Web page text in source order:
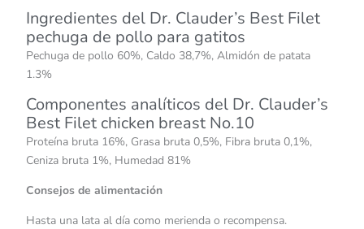
Ingredientes del Dr. Clauder’s Best Filet
pechuga de pollo para gatitos
Pechuga de pollo 60%, Caldo 38,7%, Almidón de patata
1.3%
Componentes analíticos del Dr. Clauder’s
Best Filet chicken breast No.10
Proteína bruta 16%, Grasa bruta 0,5%, Fibra bruta 0,1%,
Ceniza bruta 1%, Humedad 81%
Consejos de alimentación
Hasta una lata al día como merienda o recompensa.